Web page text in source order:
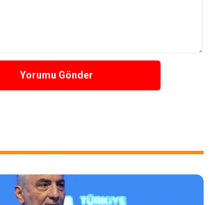
Yorumu Gönder